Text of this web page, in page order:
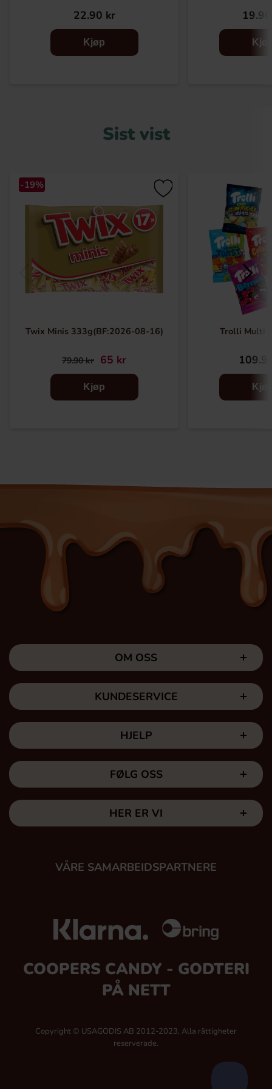
22.90 kr
Kjøp
Sist vist
-19%
Twix Minis 333g(BF:2026-08-16)
79.90 kr 65 kr
Kjøp
Trolli Multi
OM OSS
KUNDESERVICE
HJELP
FØLG OSS
HER ER VI
VÅRE SAMARBEIDSPARTNERE
COOPERS CANDY - GODTERI
PÅ NETT
Copyright © USAGODIS AB 2012-2023, Alla rättigheter
reserverade.